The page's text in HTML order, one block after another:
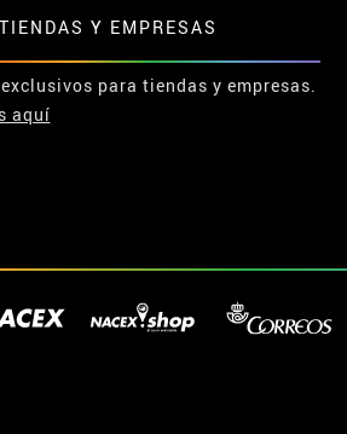
Y EMPRESAS
para tiendas y empresas.
aquí